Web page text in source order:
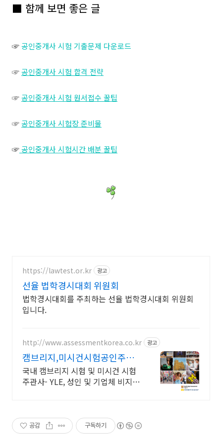
■ 함께 보면 좋은 글
☞공인중개사 시험 기출문제 다운로드
☞공인중개사 시험 합격 전략
☞공인중개사 시험 원서접수 꿀팁
☞공인중개사 시험장 준비물
☞공인중개사 시험시간 배분 꿀팁
https://lawtest.or.kr 광고
선율 법학경시대회 위원회
법학경시대회를 주최하는 선율 법학경시대회 위원회
입니다.
http://www.assessmentkorea.co.kr 광고
캠브리지,미시건시험공인주관
사
국내 캠브리지 시험 및 미시건 시험
주관사- YLE, 성인 및 기업체 비지니
공감 구독하기